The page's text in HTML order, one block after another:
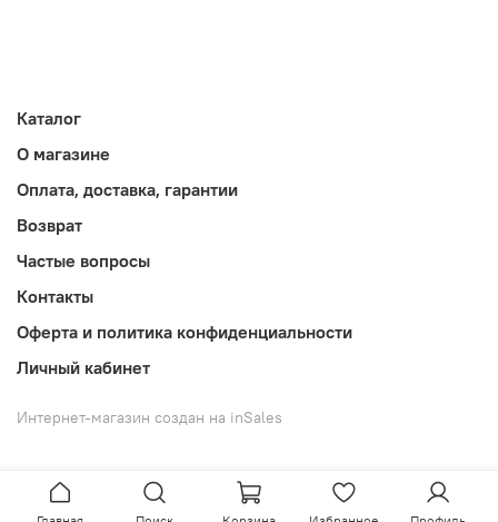
Каталог
О магазине
Оплата, доставка, гарантии
Возврат
Частые вопросы
Контакты
Оферта и политика конфиденциальности
Личный кабинет
Интернет-магазин создан на inSales